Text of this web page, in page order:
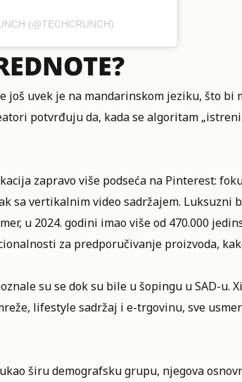
(@TECHCRUNCH)
još uvek je na mandarinskom jeziku, što bi
potvrđuju da, kada se algoritam
zapravo više podseća na Pinterest:
sa vertikalnim video sadržajem. Luksuzni
u 2024. godini imao više od 470.000
za predporučivanje proizvoda,
su se dok su bile u šopingu u SAD-u.
lifestyle sadržaj i e-trgovinu, sve
širu demografsku grupu, njegova